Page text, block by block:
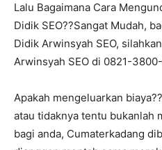
Lalu Bagaimana Cara
Didik SEO??Sangat Mudah,
Didik Arwinsyah SEO,
Arwinsyah SEO di 0821-
Apakah mengeluarkan
atau tidaknya tentu bukanlah
bagi anda, Cumaterkadang